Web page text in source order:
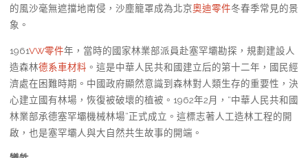
的風沙毫無遮擋地南侵，沙塵籠罩成為北京奧迪零件冬春季常見的景
象。
1961VW零件年，當時的國家林業部派員赴塞罕壩勘探，規劃建設人
造森林德系車材料 。這是中華人民共和國建立后的第十二年，國民經
濟處在困難時期。中國政府顯然意識到森林對人類生存的重要性，決
心建立國有林場，恢復被破壞的植被。1962年2月，“中華人民共和國
林業部承德塞罕壩機械林場”正式成立。這標志著人工造林工程的開
啟，也是塞罕壩人與大自然共生故事的開端。